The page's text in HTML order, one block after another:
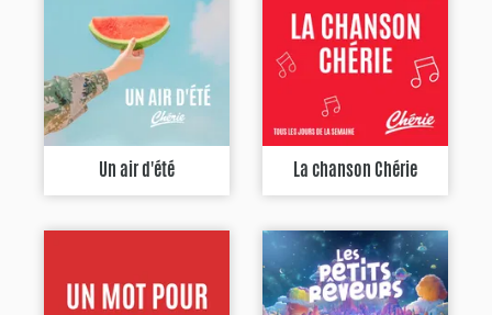
Un air d'été La chanson Chérie